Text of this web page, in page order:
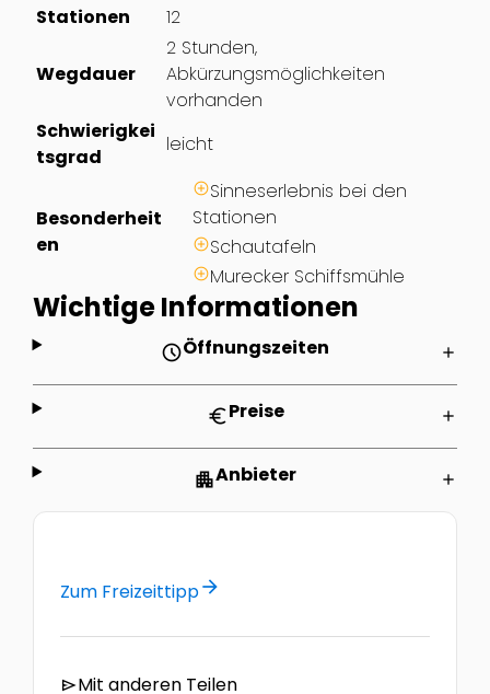
Stationen
12
Wegdauer
2 Stunden,
Abkürzungsmöglichkeiten
vorhanden
Schwierigkei
tsgrad
leicht
Besonderheit
en
Sinneserlebnis bei den
Stationen
Schautafeln
Murecker Schiffsmühle
Wichtige Informationen
scheduleÖffnungszeiten add
euroPreise add
apartmentAnbieter add
Zum Freizeittipparrow_forward
sendMit anderen Teilen